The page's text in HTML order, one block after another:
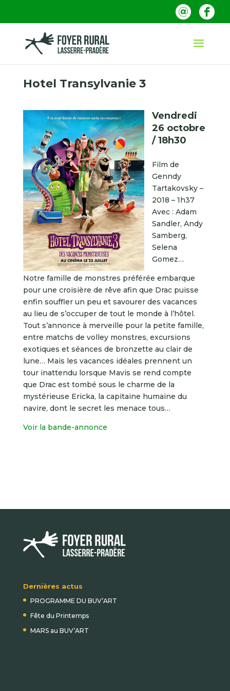
Hotel Transylvanie 3
Vendredi
26 octobre
/ 18h30
Film de
Genndy
Tartakovsky –
2018 – 1h37
Avec : Adam
Sandler, Andy
Samberg,
Selena
Gomez…
Notre famille de monstres préférée embarque
pour une croisière de rêve afin que Drac puisse
enfin souffler un peu et savourer des vacances
au lieu de s’occuper de tout le monde à l’hôtel.
Tout s’annonce à merveille pour la petite famille,
entre matchs de volley monstres, excursions
exotiques et séances de bronzette au clair de
lune… Mais les vacances idéales prennent un
tour inattendu lorsque Mavis se rend compte
que Drac est tombé sous le charme de la
mystérieuse Ericka, la capitaine humaine du
navire, dont le secret les menace tous…
Voir la bande-annonce
Dernières actus
PROGRAMME DU BUV’ART
Fête du Printemps
MARS au BUV’ART